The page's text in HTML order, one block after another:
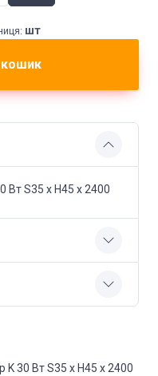
шт
Вт S35 x Н45 x 2400
K 30 Вт S35 x Н45 x 2400